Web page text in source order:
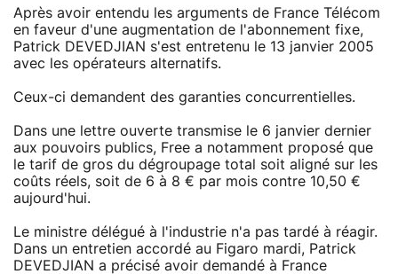
Après avoir entendu les arguments de France Télécom
en faveur d'une augmentation de l'abonnement fixe,
Patrick DEVEDJIAN s'est entretenu le 13 janvier 2005
avec les opérateurs alternatifs.
Ceux-ci demandent des garanties concurrentielles.
Dans une lettre ouverte transmise le 6 janvier dernier
aux pouvoirs publics, Free a notamment proposé que
le tarif de gros du dégroupage total soit aligné sur les
coûts réels, soit de 6 à 8 € par mois contre 10,50 €
aujourd'hui.
Le ministre délégué à l'industrie n'a pas tardé à réagir.
Dans un entretien accordé au Figaro mardi, Patrick
DEVEDJIAN a précisé avoir demandé à France